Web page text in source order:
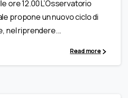
ore 12.00 L’Osservatorio
propone un nuovo ciclo di
nel riprendere...
Read more